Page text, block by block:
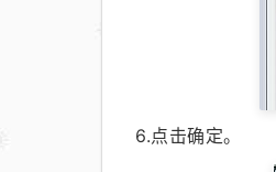
6.点击确定。